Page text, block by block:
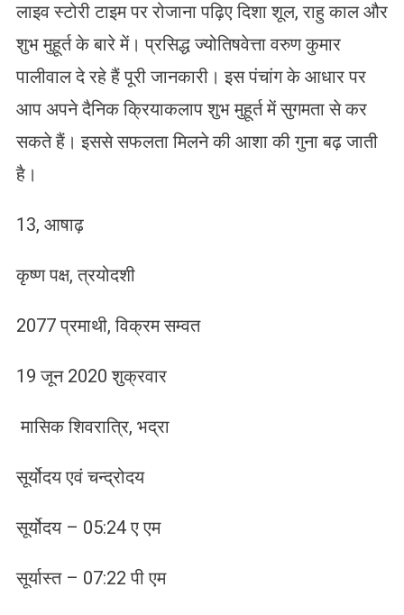
लाइव स्टोरी टाइम पर रोजाना पढ़िए दिशा शूल, राहु काल और
शुभ मुहूर्त के बारे में। प्रसिद्ध ज्योतिषवेत्ता वरुण कुमार
पालीवाल दे रहे हैं पूरी जानकारी। इस पंचांग के आधार पर
आप अपने दैनिक क्रियाकलाप शुभ मुहूर्त में सुगमता से कर
सकते हैं। इससे सफलता मिलने की आशा की गुना बढ़ जाती
है।
13, आषाढ़
कृष्ण पक्ष, त्रयोदशी
2077 प्रमाथी, विक्रम सम्वत
19 जून 2020 शुक्रवार
मासिक शिवरात्रि, भद्रा
सूर्योदय एवं चन्द्रोदय
सूर्योदय – 05:24 ए एम
सूर्यास्त – 07:22 पी एम